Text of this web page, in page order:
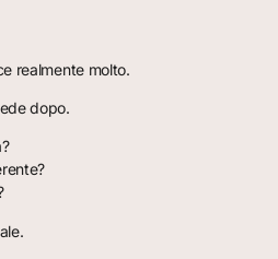
realmente molto.
dopo.